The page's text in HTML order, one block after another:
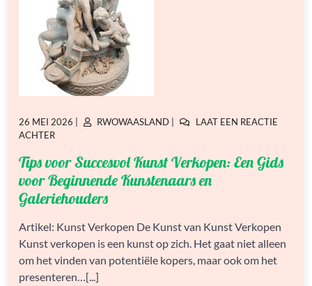
GEPLAATST
OP
26 MEI 2026
GEPLAATST
RWOWAASLAND
LAAT EEN REACTIE
ACHTEROP
VOOR
SUCCESVOL
KUNST
VERKOPEN:
GIDS
VOOR
BEGINNENDE
KUNSTENAARS
EN
Tips voor Succesvol Kunst Verkopen: Een Gids
voor Beginnende Kunstenaars en
Galeriehouders
Artikel: Kunst Verkopen De Kunst van Kunst Verkopen
Kunst verkopen is een kunst op zich. Het gaat niet alleen
om het vinden van potentiële kopers, maar ook om het
presenteren…[...]